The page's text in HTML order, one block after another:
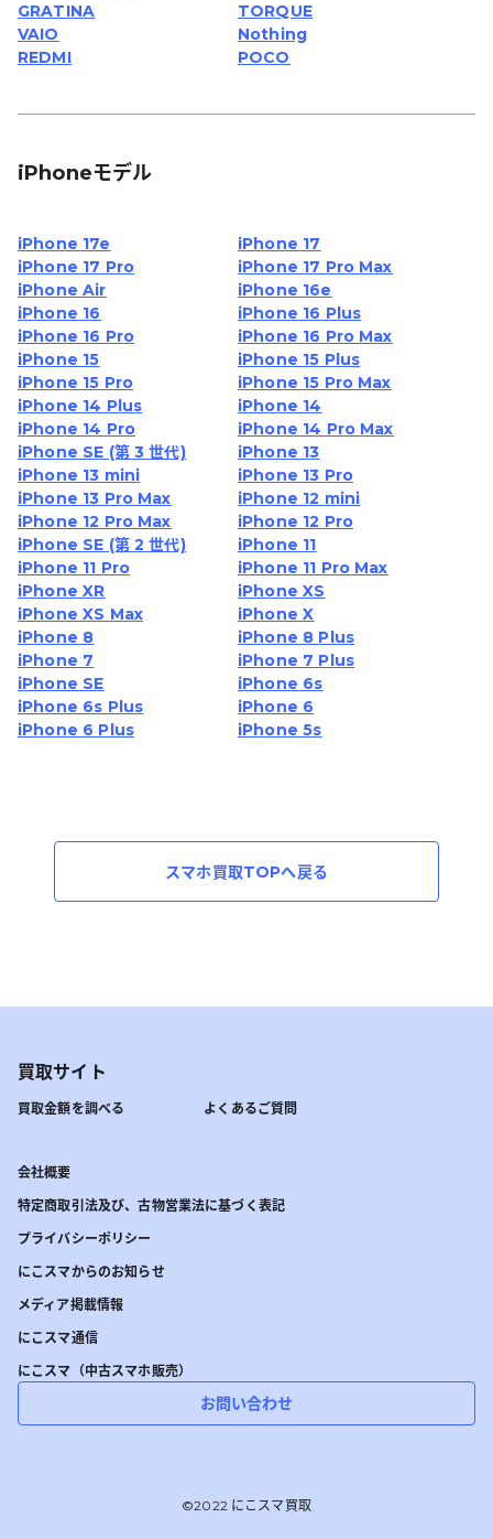
GRATINA
TORQUE
VAIO
Nothing
REDMI
POCO
iPhoneモデル
iPhone 17e
iPhone 17
iPhone 17 Pro
iPhone 17 Pro Max
iPhone Air
iPhone 16e
iPhone 16
iPhone 16 Plus
iPhone 16 Pro
iPhone 16 Pro Max
iPhone 15
iPhone 15 Plus
iPhone 15 Pro
iPhone 15 Pro Max
iPhone 14 Plus
iPhone 14
iPhone 14 Pro
iPhone 14 Pro Max
iPhone SE (第 3 世代)
iPhone 13
iPhone 13 mini
iPhone 13 Pro
iPhone 13 Pro Max
iPhone 12 mini
iPhone 12 Pro Max
iPhone 12 Pro
iPhone SE (第 2 世代)
iPhone 11
iPhone 11 Pro
iPhone 11 Pro Max
iPhone XR
iPhone XS
iPhone XS Max
iPhone X
iPhone 8
iPhone 8 Plus
iPhone 7
iPhone 7 Plus
iPhone SE
iPhone 6s
iPhone 6s Plus
iPhone 6
iPhone 6 Plus
iPhone 5s
スマホ買取TOPへ戻る
買取サイト
買取金額を調べる よくあるご質問
会社概要
特定商取引法及び、古物営業法に基づく表記
プライバシーポリシー
にこスマからのお知らせ
メディア掲載情報
にこスマ通信
にこスマ（中古スマホ販売）
お問い合わせ
©︎2022 にこスマ買取